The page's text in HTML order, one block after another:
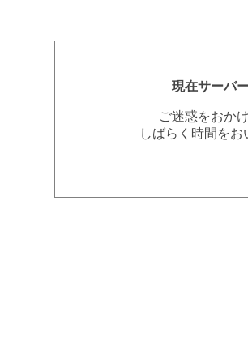
現在サーバ
ご迷惑をおか
しばらく時間を